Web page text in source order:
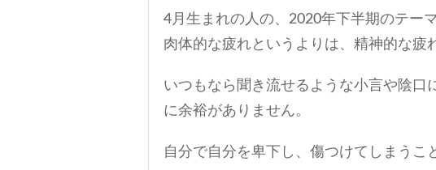
4月生まれの人の、2020年下半期のテー
肉体的な疲れというよりは、精神的な疲
いつもなら聞き流せるような小言や陰口
に余裕がありません。
自分で自分を卑下し、傷つけてしまうこ